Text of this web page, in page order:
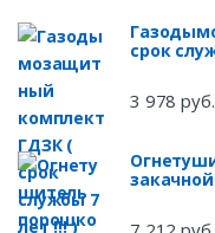
срок
3 978 руб.
закачной